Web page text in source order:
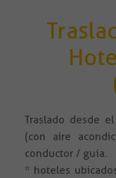
Traslado desde
(con aire
conductor / guía.
* hoteles